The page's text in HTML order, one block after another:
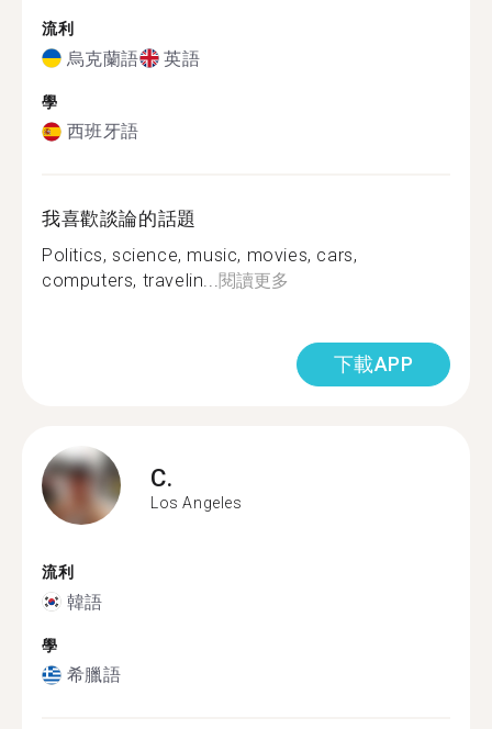
流利
烏克蘭語 英語
學
西班牙語
我喜歡談論的話題
Politics, science, music, movies, cars,
computers, travelin...閱讀更多
下載APP
C.
Los Angeles
流利
韓語
學
希臘語